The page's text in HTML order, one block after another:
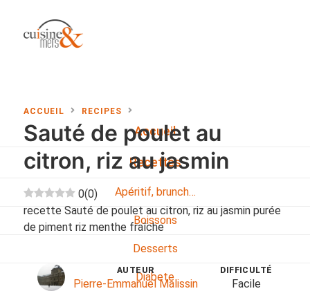
Accueil
Recettes
Apéritif, brunch…
Boissons
Desserts
Diabete
ACCUEIL RECIPES
Sauté de poulet au
citron, riz au jasmin
0(0)
recette Sauté de poulet au citron, riz au jasmin purée
de piment riz menthe fraîche
AUTEUR
Pierre-Emmanuel Malissin
DIFFICULTÉ
Facile